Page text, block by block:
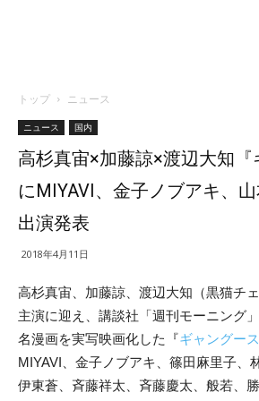
トップ ニュース
ニュース 国内
高杉真宙×加藤諒×渡辺大知『
にMIYAVI、金子ノブアキ、
出演発表
2018年4月11日
高杉真宙、加藤諒、渡辺大知（黒猫チ
主演に迎え、講談社「週刊モーニング
名漫画を実写映画化した『ギャングース
MIYAVI、金子ノブアキ、篠田麻里子、
伊東蒼、斉藤祥太、斉藤慶太、般若、